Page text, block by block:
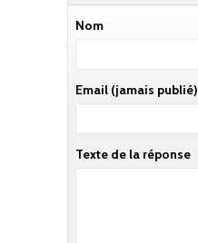
Nom
Email (jamais publié)
Texte de la réponse